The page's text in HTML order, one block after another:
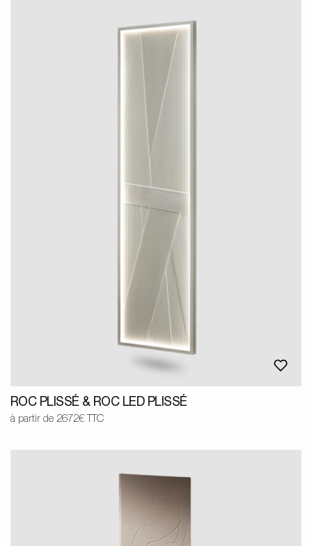
ROC PLISSÉ & ROC LED PLISSÉ
à partir de 2672€ TTC